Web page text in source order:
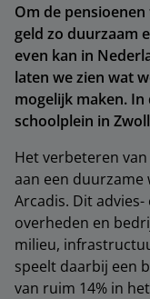
Om de
geld zo duurzaam
even kan in
laten we zien wat
mogelijk maken.
schoolplein in
Het verbeteren
aan een duurzame
Arcadis. Dit
overheden en
milieu,
speelt daarbij een
van ruim 14% in